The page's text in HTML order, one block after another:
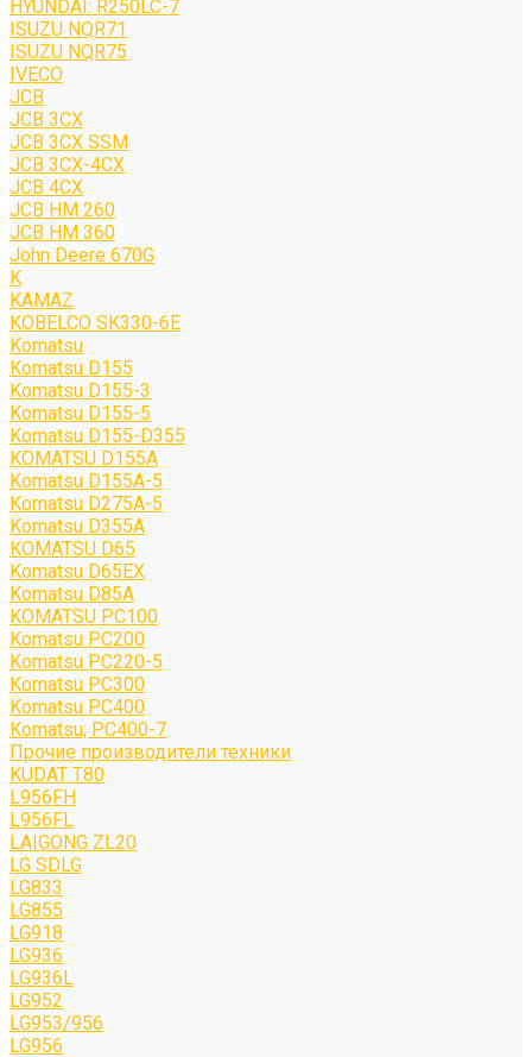
HYUNDAI: R250LC-7
ISUZU NQR71
ISUZU NQR75
IVECO
JCB
JCB 3CX
JCB 3CX SSM
JCB 3CX-4CX
JCB 4CX
JCB HM 260
JCB HM 360
John Deere 670G
K
KAMAZ
KOBELCO SK330-6E
Komatsu
Komatsu D155
Komatsu D155-3
Komatsu D155-5
Komatsu D155-D355
KOMATSU D155A
Komatsu D155A-5
Komatsu D275A-5
Komatsu D355A
KOMATSU D65
Komatsu D65EX
Komatsu D85A
KOMATSU PC100
Komatsu PC200
Komatsu PC220-5
Komatsu PC300
Komatsu PC400
Komatsu; PC400-7
Прочие производители техники
KUDAT T80
L956FH
L956FL
LAIGONG ZL20
LG SDLG
LG833
LG855
LG918
LG936
LG936L
LG952
LG953/956
LG956